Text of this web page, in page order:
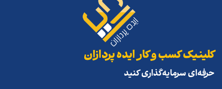
کلینیک کسب و کار ایده پردازان
حرفه‌ای سرمایه‌گذاری کنید